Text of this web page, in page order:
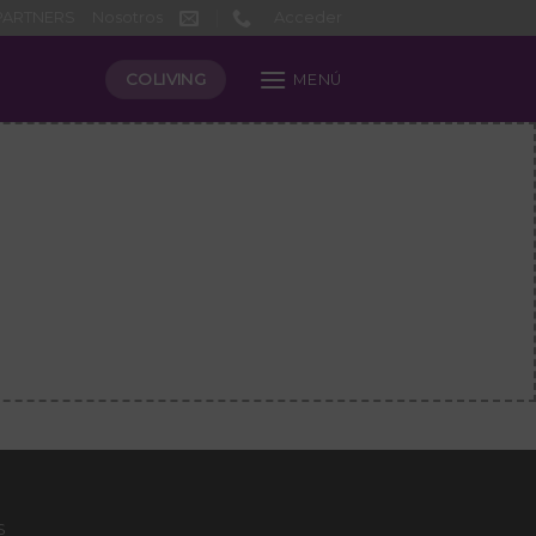
COLIVING MENÚ